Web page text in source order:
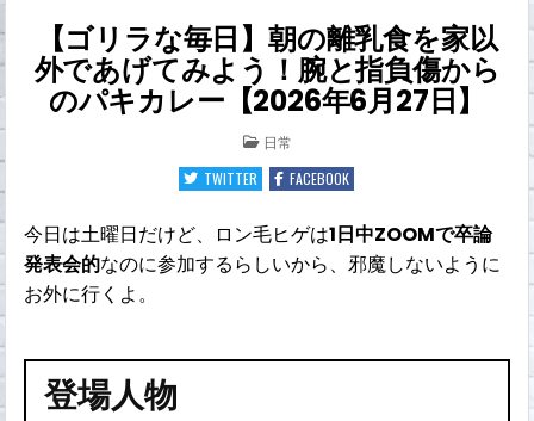
【ゴリラな毎日】朝の離乳食を家以
外であげてみよう！腕と指負傷から
のパキカレー【2026年6月27日】
POSTED
IN
日常
TWITTER
FACEBOOK
今日は土曜日だけど、ロン毛ヒゲは1日中ZOOMで卒論
発表会的なのに参加するらしいから、邪魔しないように
お外に行くよ。
登場人物